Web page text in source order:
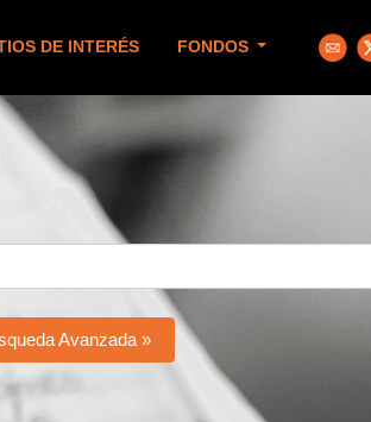
DE INTERÉS FONDOS
Avanzada »